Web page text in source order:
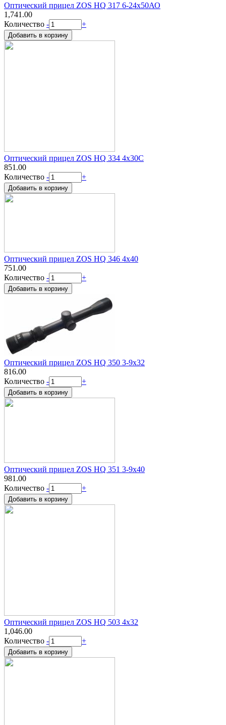
Оптический прицел ZOS HQ 317 6-24x50АО
1,741.00
Количество - +
Оптический прицел ZOS HQ 334 4x30C
851.00
Количество - +
Оптический прицел ZOS HQ 346 4х40
751.00
Количество - +
Оптический прицел ZOS HQ 350 3-9х32
816.00
Количество - +
Оптический прицел ZOS HQ 351 3-9х40
981.00
Количество - +
Оптический прицел ZOS HQ 503 4x32
1,046.00
Количество - +